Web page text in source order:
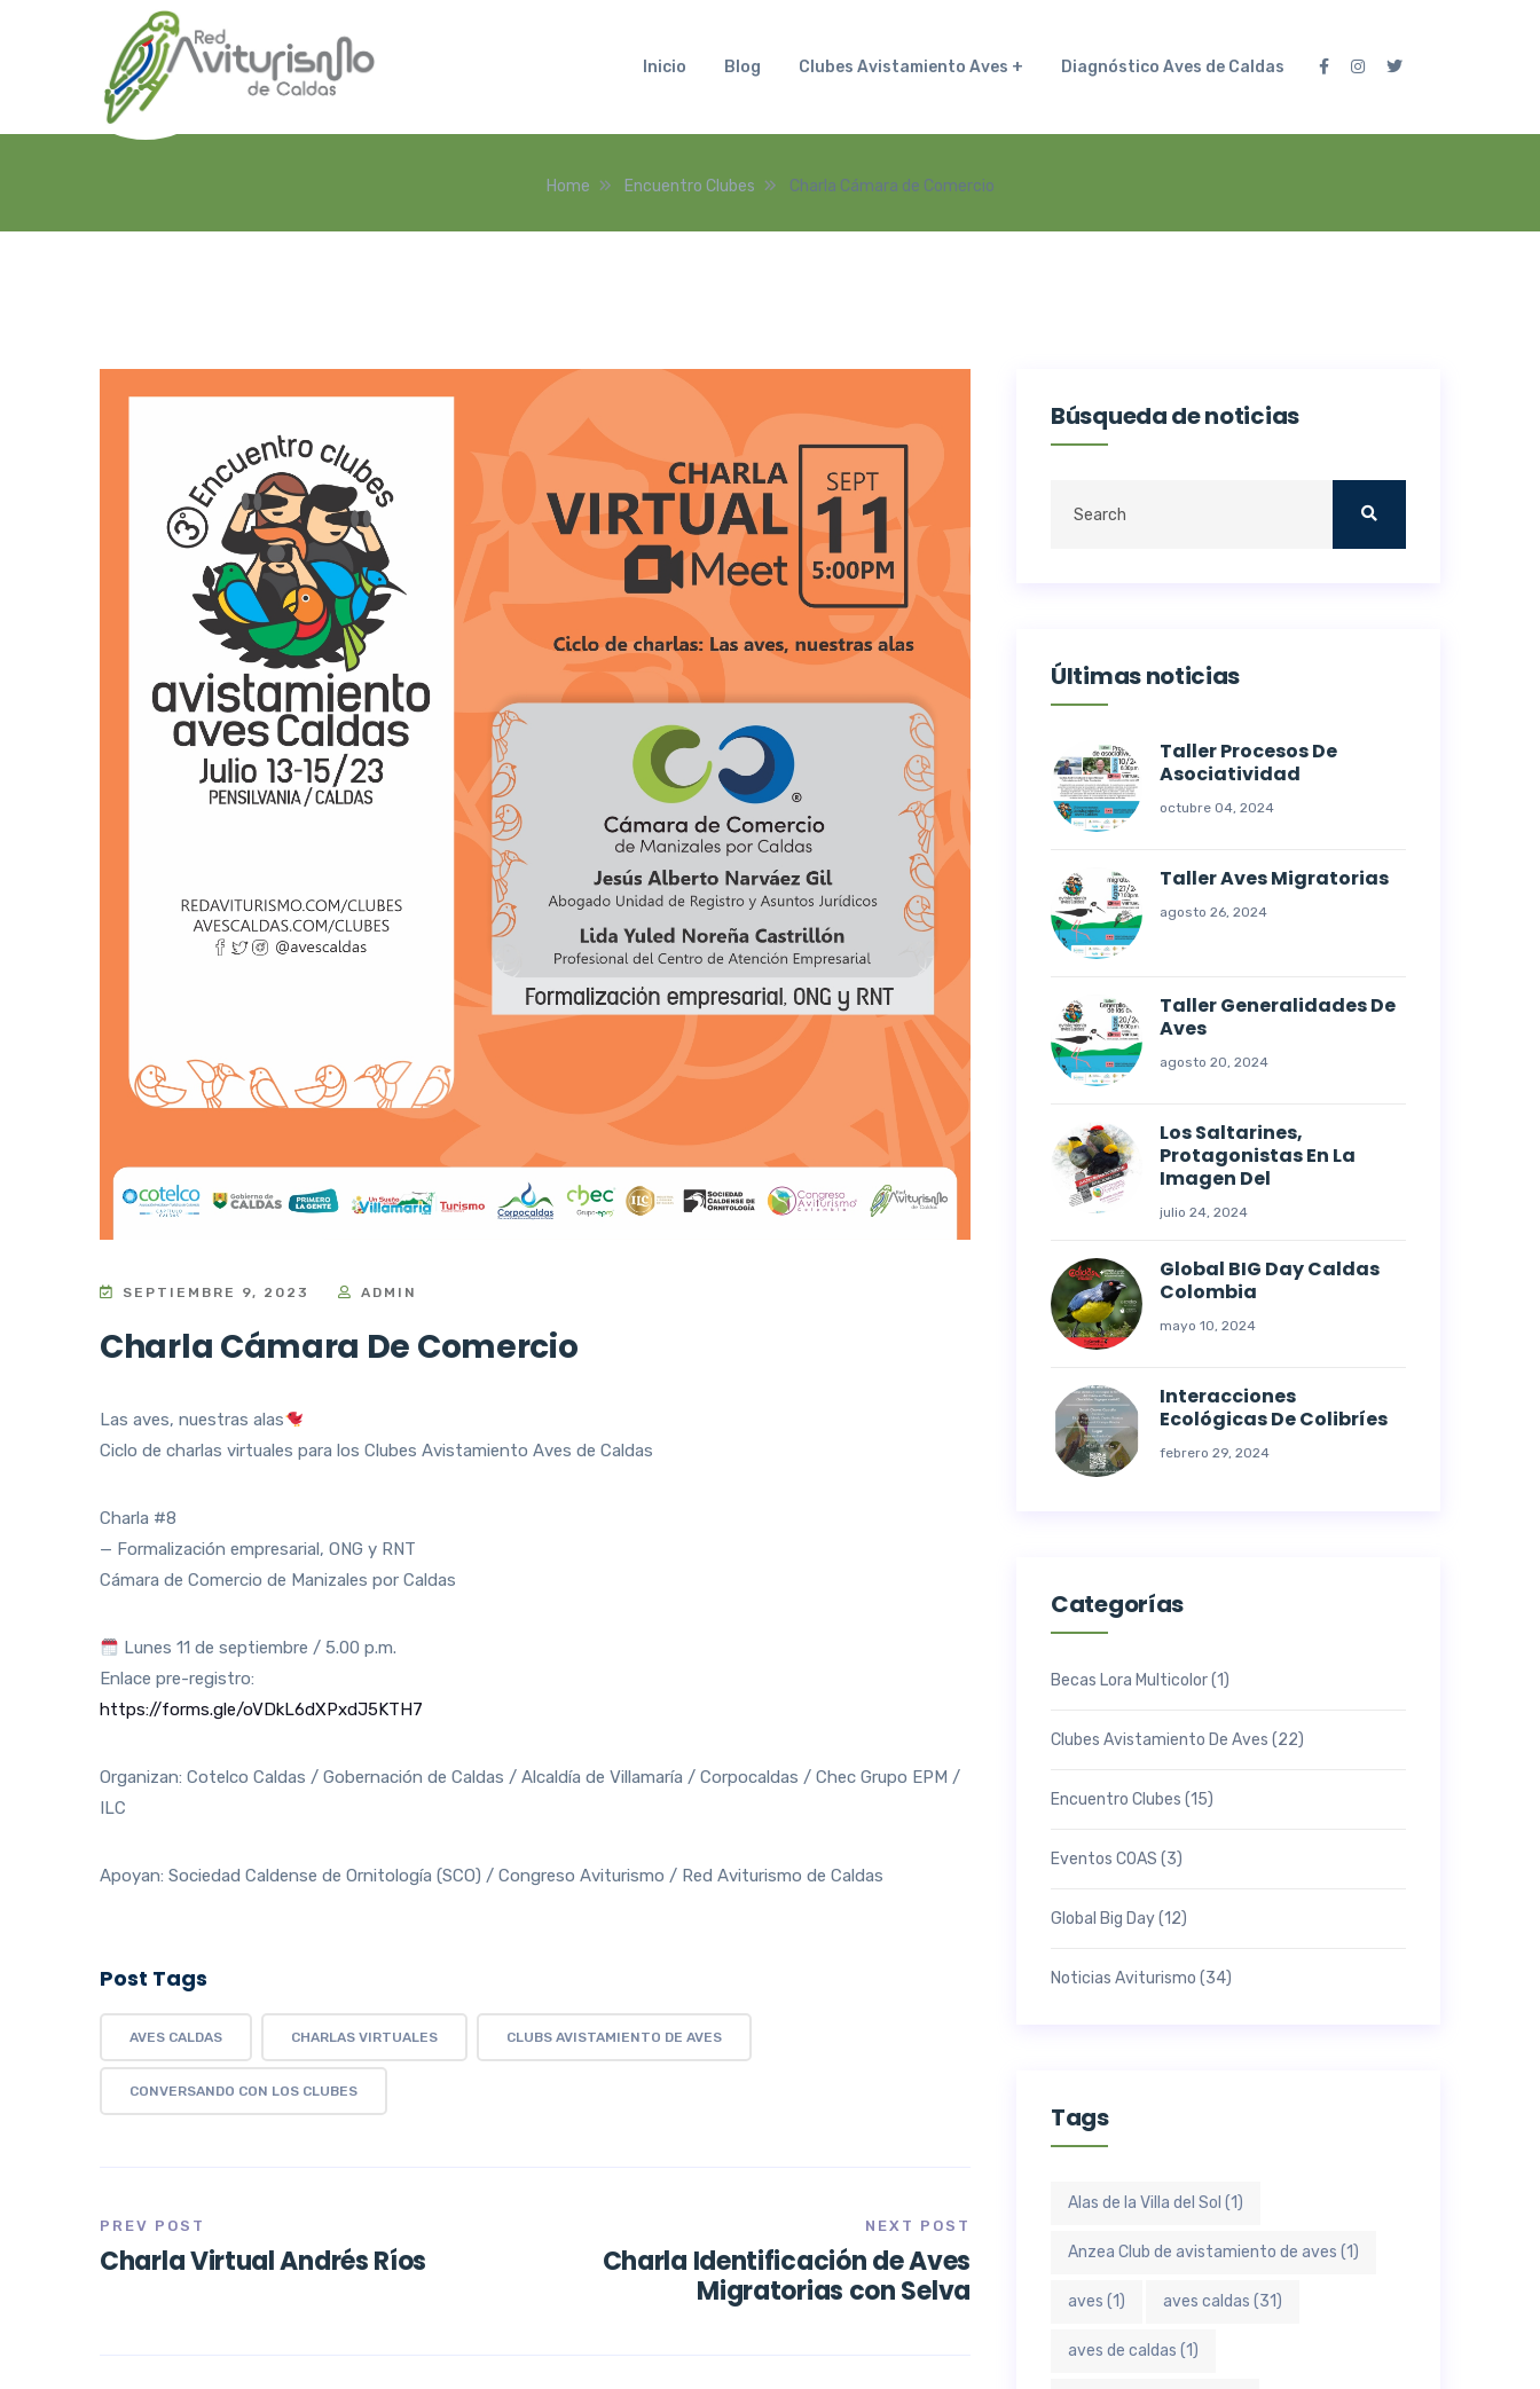
Inicio Blog Clubes Avistamiento Aves Diagnóstico Aves de Caldas
Home Encuentro Clubes Charla Cámara de Comercio
SEPTIEMBRE 9, 2023 ADMIN
Charla Cámara De Comercio
Las aves, nuestras alas
Ciclo de charlas virtuales para los Clubes Avistamiento Aves de Caldas
Charla #8
— Formalización empresarial, ONG y RNT
Cámara de Comercio de Manizales por Caldas
Lunes 11 de septiembre / 5.00 p.m.
Enlace pre-registro:
https://forms.gle/oVDkL6dXPxdJ5KTH7
Organizan: Cotelco Caldas / Gobernación de Caldas / Alcaldía de Villamaría / Corpocaldas / Chec Grupo EPM /
ILC
Apoyan: Sociedad Caldense de Ornitología (SCO) / Congreso Aviturismo / Red Aviturismo de Caldas
Post Tags
AVES CALDAS CHARLAS VIRTUALES CLUBS AVISTAMIENTO DE AVES
CONVERSANDO CON LOS CLUBES
PREV POST
Charla Virtual Andrés Ríos
NEXT POST
Charla Identificación de Aves
Migratorias con Selva
Búsqueda de noticias
Últimas noticias
Taller Procesos De
Asociatividad
octubre 04, 2024
Taller Aves Migratorias
agosto 26, 2024
Taller Generalidades De
Aves
agosto 20, 2024
Los Saltarines,
Protagonistas En La
Imagen Del
julio 24, 2024
Global BIG Day Caldas
Colombia
mayo 10, 2024
Interacciones
Ecológicas De Colibríes
febrero 29, 2024
Categorías
Becas Lora Multicolor(1)
Clubes Avistamiento De Aves (22)
Encuentro Clubes (15)
Eventos COAS (3)
Global Big Day(12)
Noticias Aviturismo (34)
Tags
Alas de la Villa del Sol (1)
Anzea Club de avistamiento de aves (1)
aves (1) aves caldas (31)
aves de caldas (1)